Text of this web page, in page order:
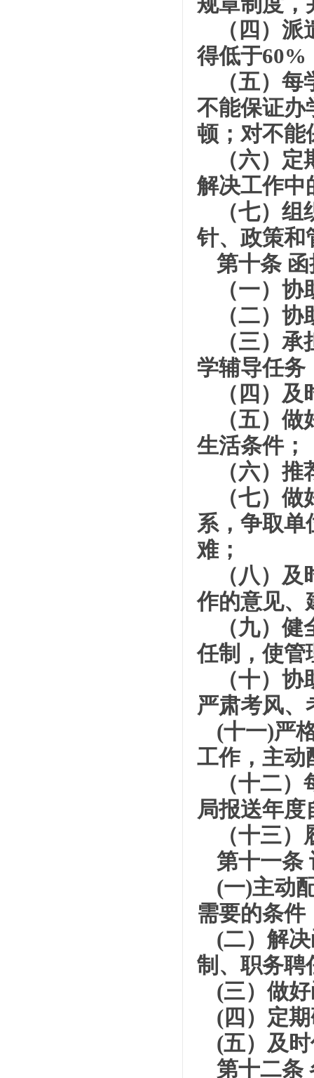
（四）
得低于60%
（五）
不能保证办
顿；对不能
（六）
解决工作中
（七）
针、政策和
第十条
（一）
（二）
（三）
学辅导任务
（四）
（五）
生活条件；
（六）
（七）
系，争取单
难；
（八）
作的意见、
（九）
任制，使管
（十）
严肃考风、
(十一)严
工作，主动
（十二
局报送年度
（十三
第十一条
(一)主动
需要的条件
(二）解
制、职务聘
(三）做
(四）定
(五）及
第十二条